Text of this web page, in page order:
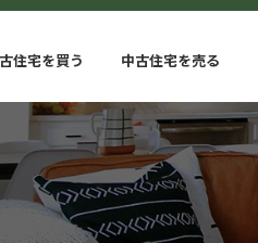
住宅を買う 中古住宅を売る